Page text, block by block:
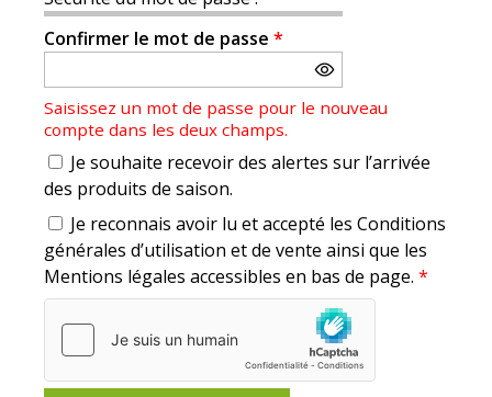
Confirmer le mot de passe *
Saisissez un mot de passe pour le nouveau
compte dans les deux champs.
Je souhaite recevoir des alertes sur l’arrivée
des produits de saison.
Je reconnais avoir lu et accepté les Conditions
générales d’utilisation et de vente ainsi que les
Mentions légales accessibles en bas de page. *